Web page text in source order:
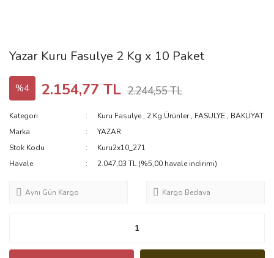
Yazar Kuru Fasulye 2 Kg x 10 Paket
%4 2.154,77 TL 2.244,55 TL
Kategori Kuru Fasulye ,2 Kg Ürünler, FASULYE , BAKLİYAT
Marka
YAZAR
Stok Kodu
Kuru2x10_271
Havale
2.047,03 TL (%5,00 havale indirimi)
Aynı Gün Kargo Kargo Bedava